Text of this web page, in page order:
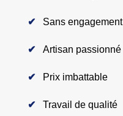
Sans engagement
Artisan passionné
Prix imbattable
Travail de qualité